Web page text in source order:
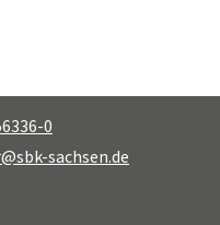
0
sachsen.de